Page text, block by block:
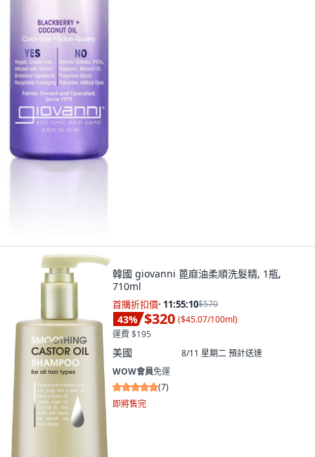
韓國 giovanni 蓖麻油柔順洗髮精, 1瓶,
710ml
首購折扣價· 11:55:08$570
43% $320 ($45.07/100ml)
運費 $195
美國 8/11 星期二預計送達
WOW會員免運
(7)
即將售完